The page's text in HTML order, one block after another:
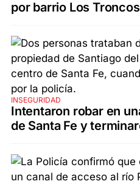
por barrio Los
INSEGURIDAD
Intentaron robar en
de Santa Fe y